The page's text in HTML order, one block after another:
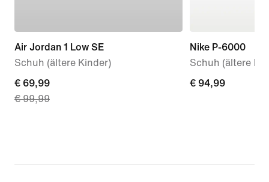
Air Jordan 1 Low SE
Schuh (ältere Kinder)
current
price
€ 99,99
€ 69,99
€ 99,99
Nike P-6000
Schuh (ältere
€ 94,99
€ 94,99